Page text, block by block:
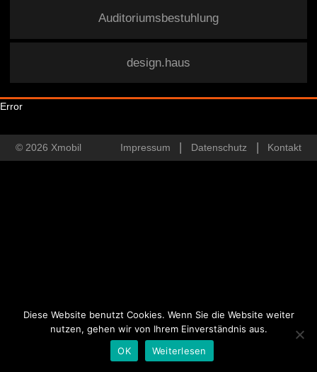
Auditoriumsbestuhlung
design.haus
Error
© 2026 Xmobil Impressum Datenschutz Kontakt
Diese Website benutzt Cookies. Wenn Sie die Website weiter
nutzen, gehen wir von Ihrem Einverständnis aus.
OK
Weiterlesen